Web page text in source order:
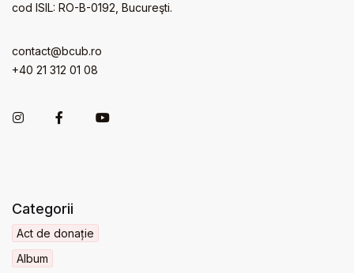
cod ISIL: RO-B-0192, Bucureşti.
contact@bcub.ro
+40 21 312 01 08
Categorii
Act de donație
Album